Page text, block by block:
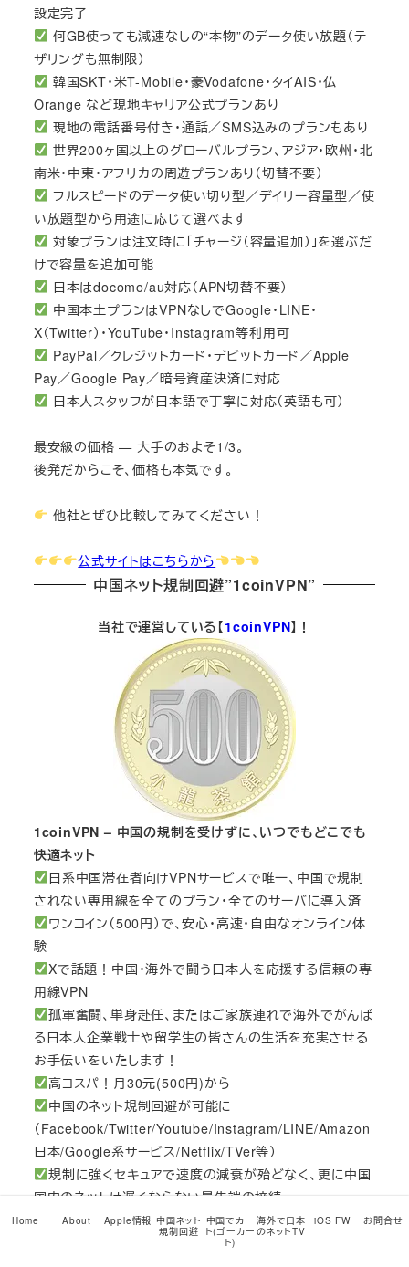
設定完了
何GB使っても減速なしの“本物”のデータ使い放題（テ
ザリングも無制限）
韓国SKT・米T-Mobile・豪Vodafone・タイAIS・仏
Orange など現地キャリア公式プランあり
現地の電話番号付き・通話／SMS込みのプランもあり
世界200ヶ国以上のグローバルプラン、アジア・欧州・北
南米・中東・アフリカの周遊プランあり（切替不要）
フルスピードのデータ使い切り型／デイリー容量型／使
い放題型から用途に応じて選べます
対象プランは注文時に「チャージ（容量追加）」を選ぶだ
けで容量を追加可能
日本はdocomo/au対応（APN切替不要）
中国本土プランはVPNなしでGoogle・LINE・
X（Twitter）・YouTube・Instagram等利用可
PayPal／クレジットカード・デビットカード／Apple
Pay／Google Pay／暗号資産決済に対応
日本人スタッフが日本語で丁寧に対応（英語も可）
最安級の価格 — 大手のおよそ1/3。
後発だからこそ、価格も本気です。
他社とぜひ比較してみてください！
公式サイトはこちらから
中国ネット規制回避”1coinVPN”
当社で運営している【1coinVPN】！
1coinVPN – 中国の規制を受けずに、いつでもどこでも
快適ネット
日系中国滞在者向けVPNサービスで唯一、中国で規制
されない専用線を全てのプラン・全てのサーバに導入済
ワンコイン（500円）で、安心・高速・自由なオンライン体
験
Xで話題！中国・海外で闘う日本人を応援する信頼の専
用線VPN
孤軍奮闘、単身赴任、またはご家族連れで海外でがんば
る日本人企業戦士や留学生の皆さんの生活を充実させる
お手伝いをいたします！
高コスパ！月30元(500円)から
中国のネット規制回避が可能に
（Facebook/Twitter/Youtube/Instagram/LINE/Amazon
日本/Google系サービス/Netflix/TVer等）
規制に強くセキュアで速度の減衰が殆どなく、更に中国
国内のネットは遅くならない最先端の接続
VLESS+VISIONとHysteria 2方式採用
共用サーバコースでは日本/香港/米国LA/シンガポール/
Home About Apple情報 中国ネット
規制回避
中国でカー
ト(ゴーカー
ト)
海外で日本
のネットTV
iOS FW お問合せ